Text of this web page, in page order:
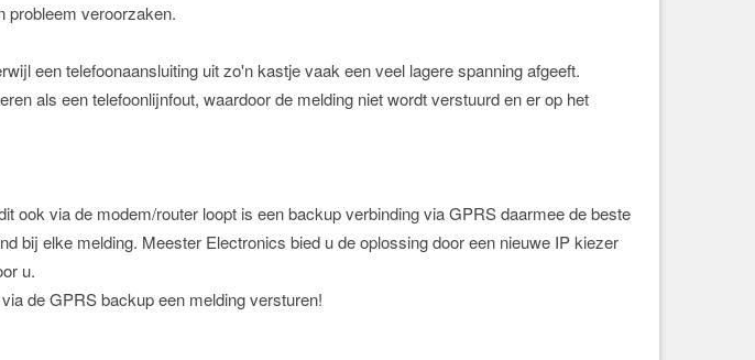
probleem veroorzaken.
een telefoonaansluiting uit zo'n kastje vaak een veel lagere spanning afgeeft.
als een telefoonlijnfout, waardoor de melding niet wordt verstuurd en er op het
ook via de modem/router loopt is een backup verbinding via GPRS daarmee de beste
bij elke melding. Meester Electronics bied u de oplossing door een nieuwe IP kiezer
u.
de GPRS backup een melding versturen!